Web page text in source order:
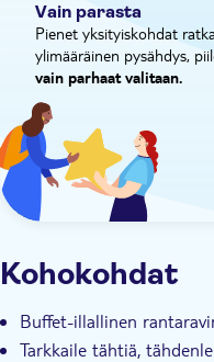
Vain parasta
Pienet yksityiskohdat
ylimääräinen pysähdys,
vain parhaat valitaan.
Kohokohdat
Buffet-illallinen
Tarkkaile tähtiä,